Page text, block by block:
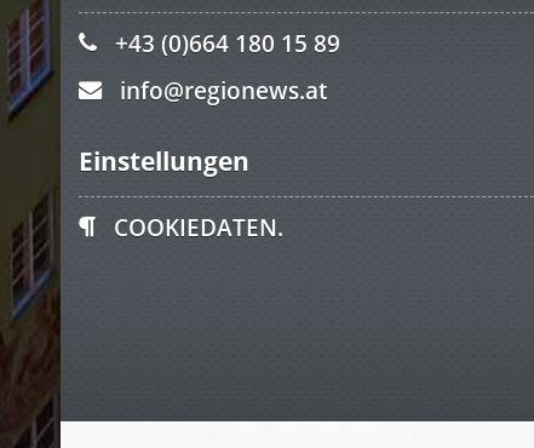
+43 (0)664 180 15 89
info@regionews.at
Einstellungen
COOKIEDATEN.